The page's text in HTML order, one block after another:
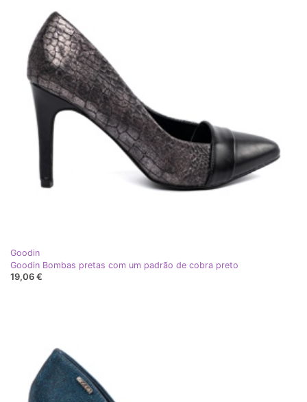
Goodin
Goodin Bombas pretas com um padrão de cobra preto
19,06 €